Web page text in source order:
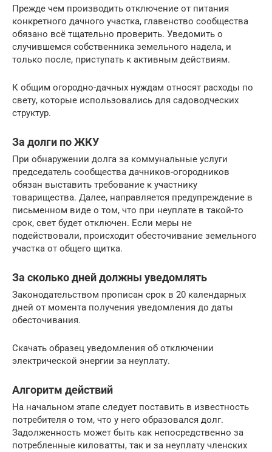
Прежде чем производить отключение от питания
конкретного дачного участка, главенство сообщества
обязано всё тщательно проверить. Уведомить о
случившемся собственника земельного надела, и
только после, приступать к активным действиям.
К общим огородно-дачных нуждам относят расходы по
свету, которые использовались для садоводческих
структур.
За долги по ЖКУ
При обнаружении долга за коммунальные услуги
председатель сообщества дачников-огородников
обязан выставить требование к участнику
товарищества. Далее, направляется предупреждение в
письменном виде о том, что при неуплате в такой-то
срок, свет будет отключен. Если меры не
подействовали, происходит обесточивание земельного
участка от общего щитка.
За сколько дней должны уведомлять
Законодательством прописан срок в 20 календарных
дней от момента получения уведомления до даты
обесточивания.
Скачать образец уведомления об отключении
электрической энергии за неуплату.
Алгоритм действий
На начальном этапе следует поставить в известность
потребителя о том, что у него образовался долг.
Задолженность может быть как непосредственно за
потребленные киловатты, так и за неуплату членских